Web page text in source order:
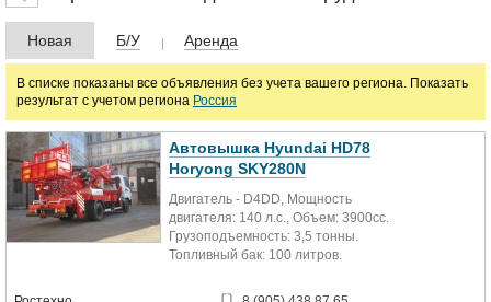
Подъемники коленчатые
Подъемники телескопические Строительные лифты
Люльки строительные
Цена
руб.
Новая Б/У Аренда
В списке показаны все объявления без учета вашего региона. Показать
результат с учетом региона Россия
Автовышка Hyundai HD78
Horyong SKY280N
Двигатель - D4DD, Мощность
двигателя: 140 л.с., Объем: 3900cc.
Грузоподъемность: 3,5 тонны.
Топливный бак: 100 литров.